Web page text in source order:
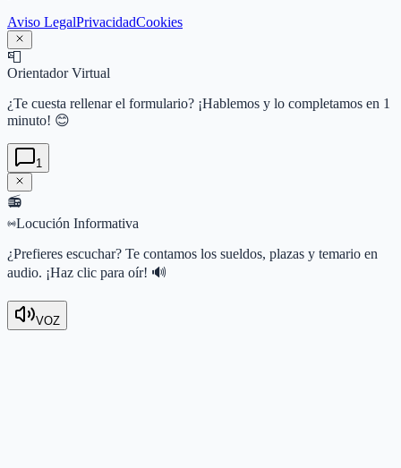
Aviso LegalPrivacidadCookies
📮
Orientador Virtual
¿Te cuesta rellenar el formulario? ¡Hablemos y lo completamos en 1
minuto! 😊
1
📻
Locución Informativa
¿Prefieres escuchar? Te contamos los sueldos, plazas y temario en
audio. ¡Haz clic para oír! 🔊
VOZ